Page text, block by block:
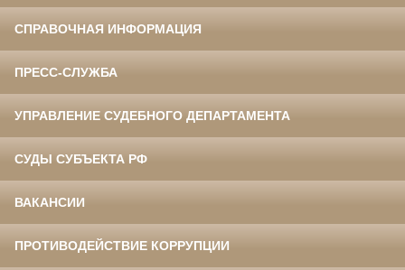
СПРАВОЧНАЯ ИНФОРМАЦИЯ
ПРЕСС-СЛУЖБА
УПРАВЛЕНИЕ СУДЕБНОГО ДЕПАРТАМЕНТА
СУДЫ СУБЪЕКТА РФ
ВАКАНСИИ
ПРОТИВОДЕЙСТВИЕ КОРРУПЦИИ